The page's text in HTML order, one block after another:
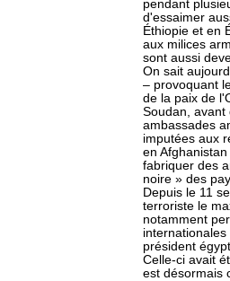
pendant
d'essaimer
Éthiopie et en
aux milices
sont aussi
On sait
– provoquant
de la paix de
Soudan, avant
ambassades
imputées aux
en
fabriquer des
noire » des
Depuis le 11
terroriste le
notamment
président
Celle-ci avait
est désormais